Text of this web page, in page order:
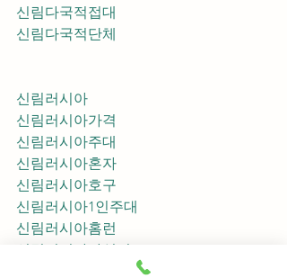
신림다국적접대
신림다국적단체
신림러시아
신림러시아가격
신림러시아주대
신림러시아혼자
신림러시아호구
신림러시아1인주대
신림러시아홈런
신림러시아가성비